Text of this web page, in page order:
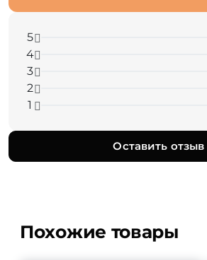
5
4
3
2
1
Оставить отзыв
Похожие товары